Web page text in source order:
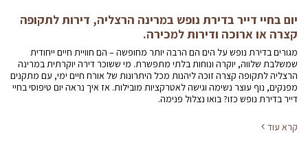
יום בחיי דייר בדירת נופש במרינה הרצליה, דירות לתקופה
קצרה או ארוכה ודירות למכירה.
מגורים בדירת נופש על הים הם הרבה יותר מחופשה – הם חוויית חיים ייחודית
שמשלבת שלווה, יוקרה ונוחות בלתי מתפשרת. מי ששוכר דירה יוקרתית במרינה
הרצליה לתקופה קצרה זוכה ליהנות מכל היתרונות של אורח חיים ימי, עם מתקנים
מפנקים, נוף עוצר נשימה וגישה לאטרקציות מובילות. אז איך נראה יום טיפוסי בחיי
דייר בדירת נופש כזו? בואו נצלול פנימה.
קרא עוד